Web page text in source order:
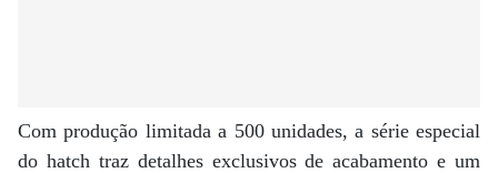
Com produção limitada a 500 unidades, a série especial
do hatch traz detalhes exclusivos de acabamento e um